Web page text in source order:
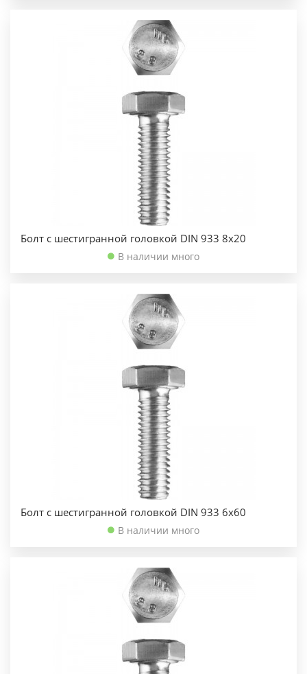
Болт с шестигранной головкой DIN 933 8х20
В наличии много
Болт с шестигранной головкой DIN 933 6х60
В наличии много